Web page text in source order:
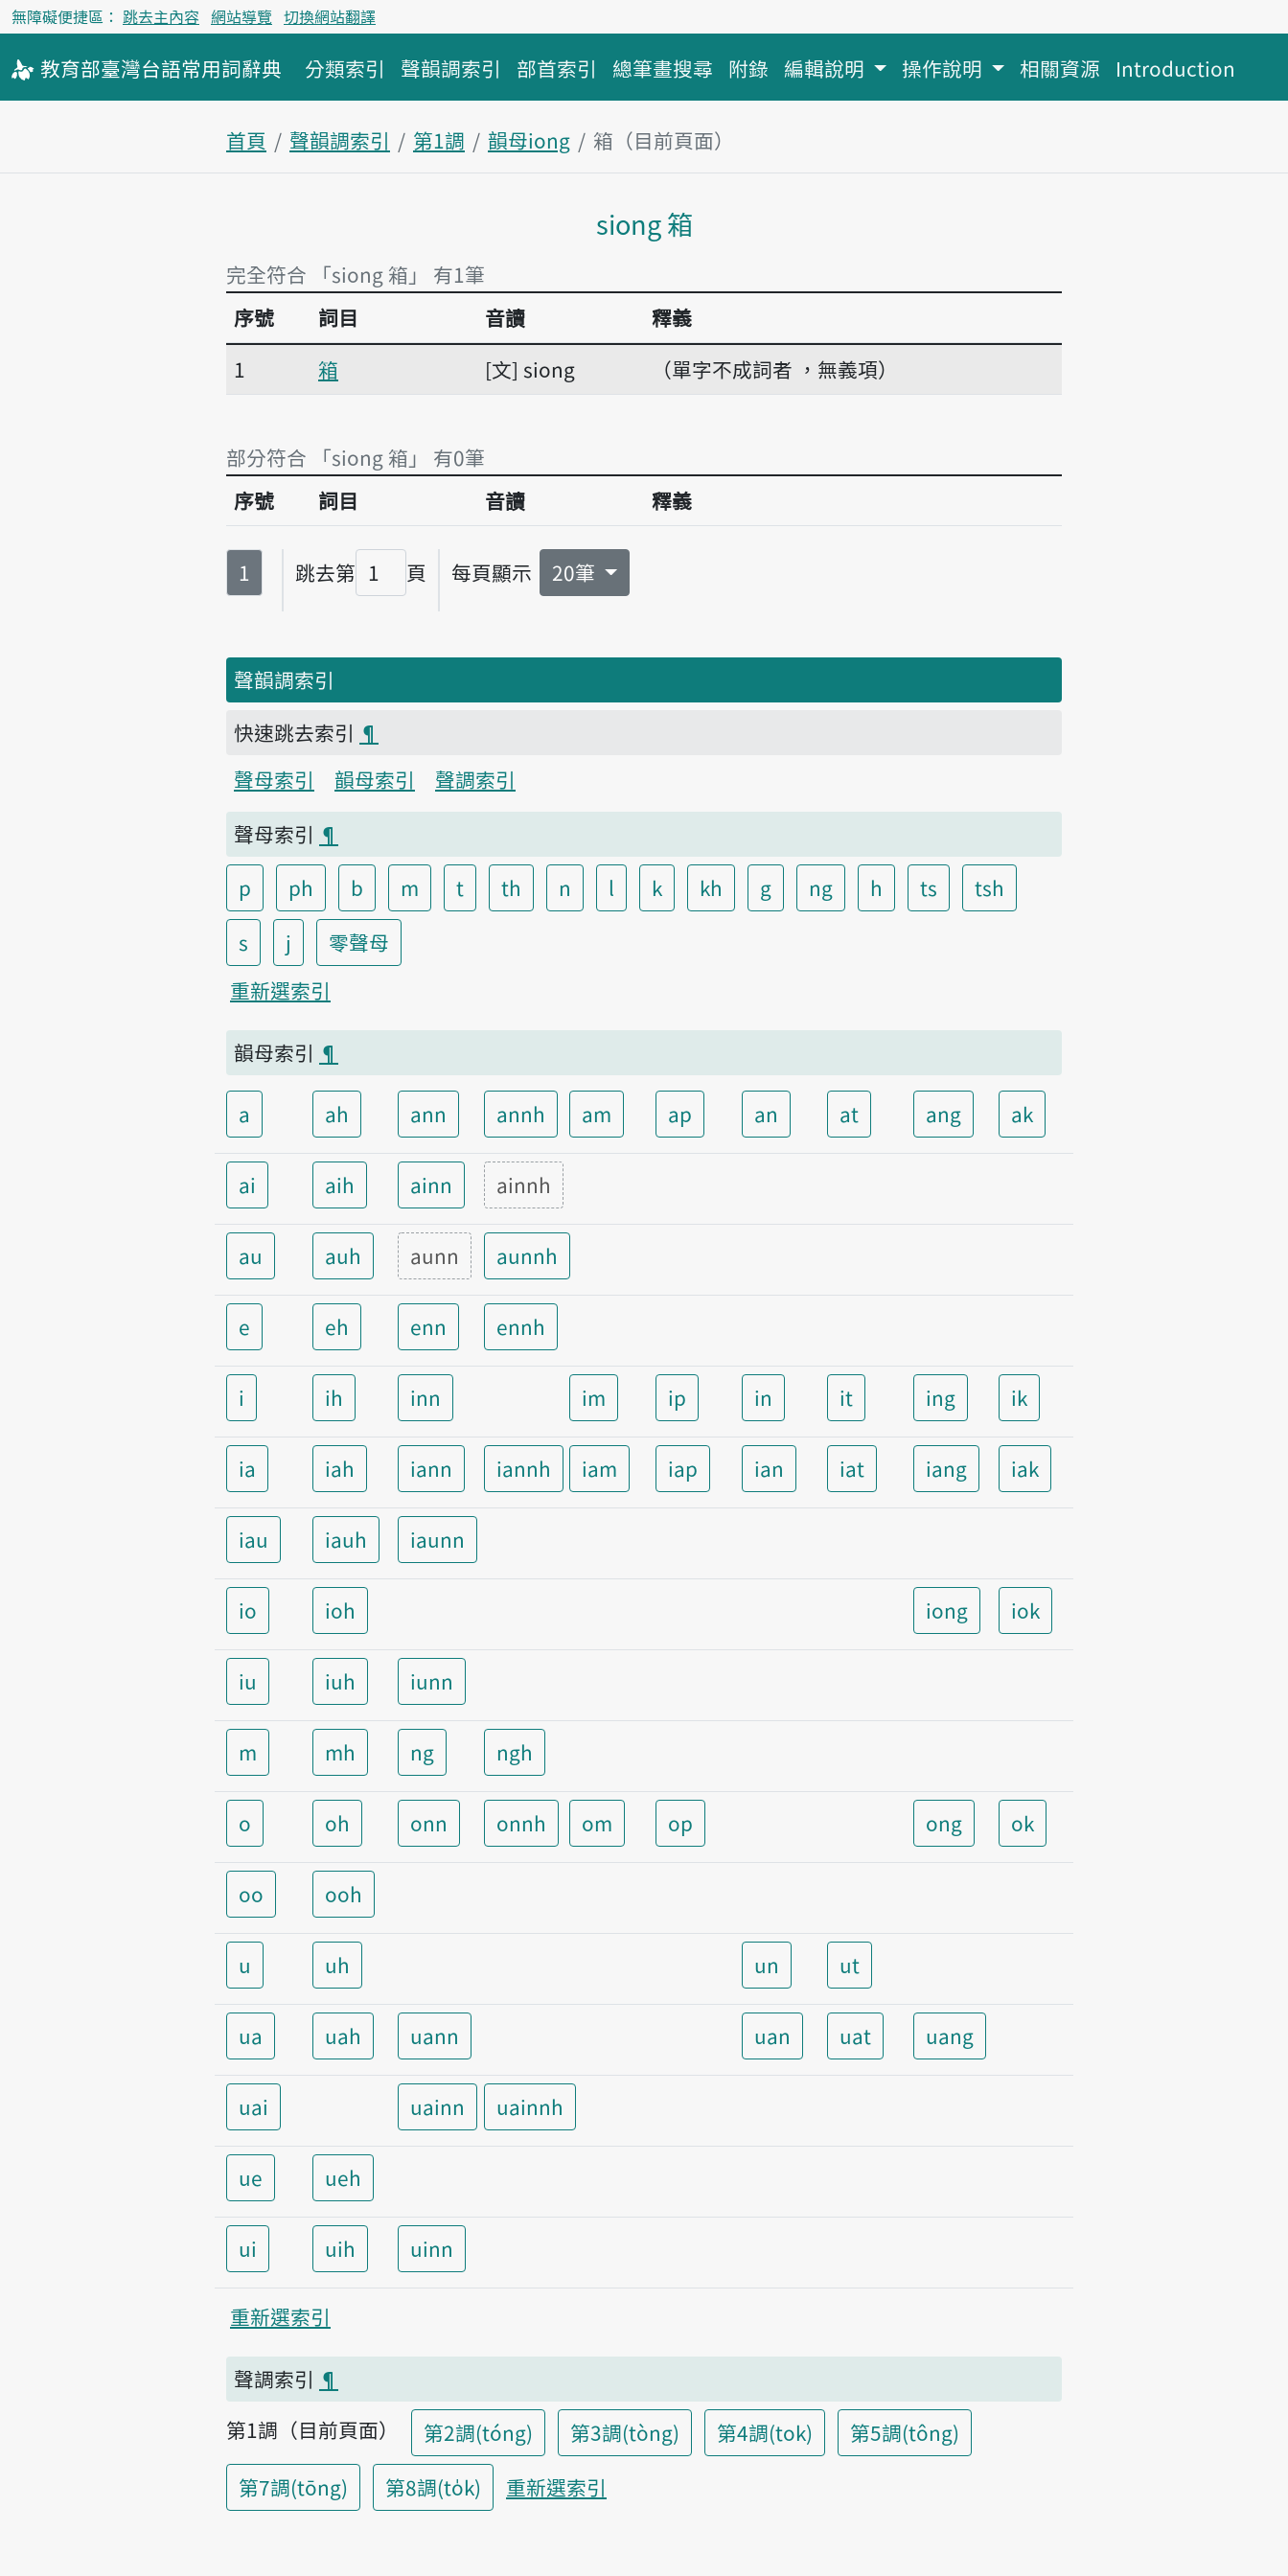
無障礙便捷區： 跳去主內容 網站導覽 切換網站翻譯
教育部臺灣台語常用詞辭典 分類索引 聲韻調索引 部首索引 總筆畫搜尋 附錄 編輯說明 操作說明 相關資源 Introduction
首頁 聲韻調索引 第1調 韻母iong
箱（目前頁面）
siong 箱
完全符合 「siong 箱」 有1筆
完全符合 「siong 箱」 有1筆
序號 詞目 音讀
釋義
1
箱 文 siong （單字不成詞者 ，無義項）
部分符合 「siong 箱」 有0筆
序號 詞目 音讀 釋義
第
1 跳去第
頁碼
頁 每頁顯示 20筆
聲韻調索引
快速跳去索引 ¶
聲母索引
韻母索引
聲調索引
聲母索引 ¶
p
ph b m t th n l k kh g ng h ts
tsh
s
j
零聲母
重新選索引
韻母索引 ¶
a ah ann annh am ap an at ang ak
ai aih ainn ainnh
au auh aunn aunnh
e eh enn ennh
i ih inn im ip in it ing ik
ia iah iann iannh iam iap ian iat iang iak
iau iauh iaunn
io ioh iong iok
iu iuh iunn
m mh ng ngh
o oh onn onnh om op ong ok
oo ooh
u uh un ut
ua uah uann uan uat uang
uai uainn uainnh
ue ueh
ui uih uinn
重新選索引
聲調索引 ¶
第1調（目前頁面）
第2調(tóng) 第3調(tòng) 第4調(tok)
第5調(tông)
第7調(tōng)
第8調(to̍k) 重新選索引